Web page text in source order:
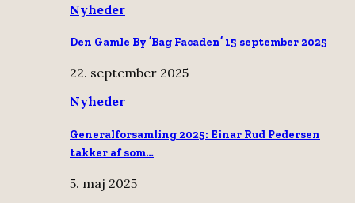
Nyheder
Den Gamle By ’Bag Facaden’ 15 september 2025
22. september 2025
Nyheder
Generalforsamling 2025: Einar Rud Pedersen
takker af som…
5. maj 2025